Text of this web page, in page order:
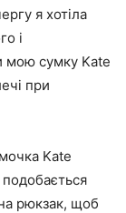
я хотіла
і
мою сумку Kate
при
Kate
рюкзак, щоб